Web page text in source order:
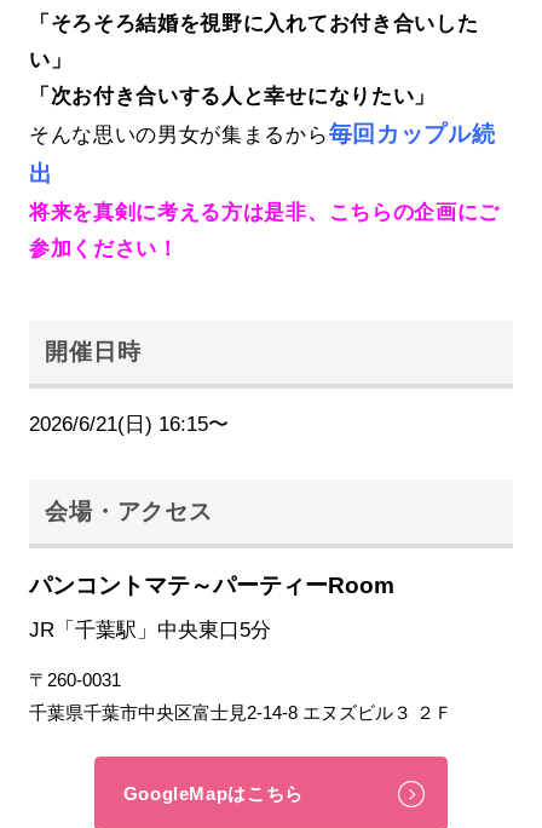
「そろそろ結婚を視野に入れてお付き合いした
い」
「次お付き合いする人と幸せになりたい」
そんな思いの男女が集まるから毎回カップル続
出
将来を真剣に考える方は是非、こちらの企画にご
参加ください！
開催日時
2026/6/21(日) 16:15〜
会場・アクセス
パンコントマテ～パーティーRoom
JR「千葉駅」中央東口5分
〒260-0031
千葉県千葉市中央区富士見2-14-8 エヌズビル３ ２Ｆ
GoogleMapはこちら